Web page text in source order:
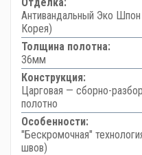
Антивандальный Эко
Корея)
Толщина полотна:
36мм
Конструкция:
Царговая — сборно-
полотно
Особенности:
"Бескромочная"
швов)